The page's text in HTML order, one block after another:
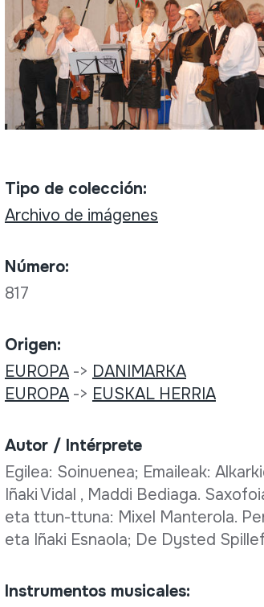
Tipo de colección:
Archivo de imágenes
Número:
817
Origen:
EUROPA-> DANIMARKA
EUROPA-> EUSKAL HERRIA
Autor / Intérprete
Egilea: Soinuenea; Emaileak:
Iñaki Vidal , Maddi Bediaga.
eta ttun-ttuna: Mixel Manterola.
eta Iñaki Esnaola; De Dysted
Instrumentos musicales: